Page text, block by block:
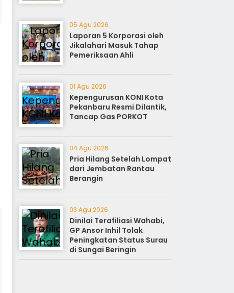
05 Agu 2026
Laporan 5 Korporasi oleh
Jikalahari Masuk Tahap
Pemeriksaan Ahli
01 Agu 2026
Kepengurusan KONI Kota
Pekanbaru Resmi Dilantik,
Tancap Gas PORKOT
04 Agu 2026
Pria Hilang Setelah Lompat
dari Jembatan Rantau
Berangin
03 Agu 2026
Dinilai Terafiliasi Wahabi,
GP Ansor Inhil Tolak
Peningkatan Status Surau
di Sungai Beringin